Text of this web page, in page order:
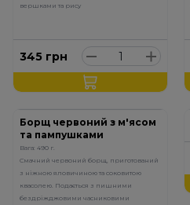
вершками та рису
345 грн
Борщ червоний з м'ясом
та пампушками
Вага: 490 г.
Смачний червоний борщ, приготований
з ніжною яловичиною та соковитою
квасолею. Подається з пишними
бездріжджовими часниковими